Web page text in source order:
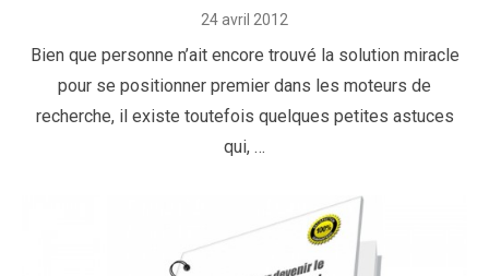
Posted
24 avril 2012
Bien que personne n’ait encore trouvé la solution miracle
pour se positionner premier dans les moteurs de
recherche, il existe toutefois quelques petites astuces
qui, …